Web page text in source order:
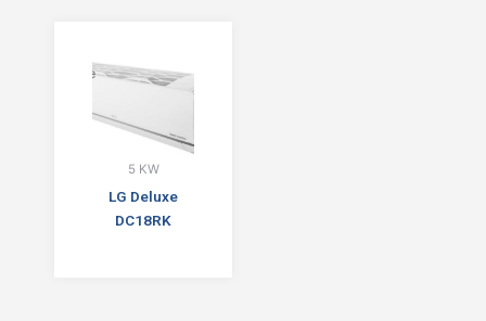
5 KW
LG Deluxe
DC18RK